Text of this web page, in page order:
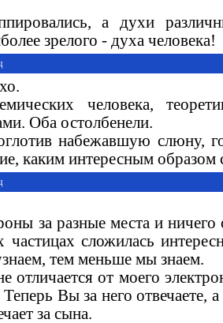
а духи
зрелого - духа человека!
человека,
Оба остолбенели.
набежавшую слюну,
каким интересным
за разные места и
частицах сложилась
тем меньше мы знаем.
отличается от моего
Вы за него отвечаете,
за сына.